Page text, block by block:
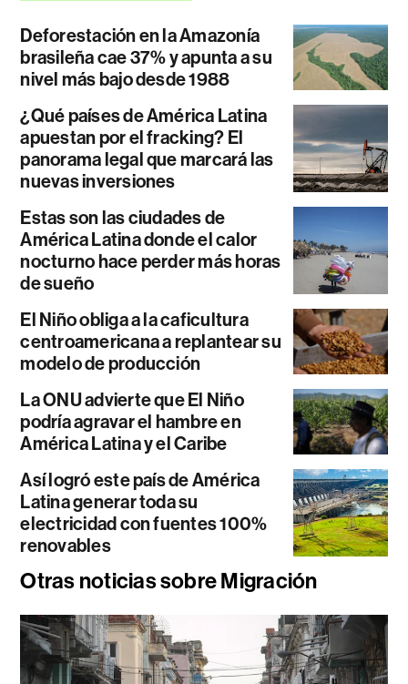
Deforestación en la Amazonía
brasileña cae 37% y apunta a su
nivel más bajo desde 1988
¿Qué países de América Latina
apuestan por el fracking? El
panorama legal que marcará las
nuevas inversiones
Estas son las ciudades de
América Latina donde el calor
nocturno hace perder más horas
de sueño
El Niño obliga a la caficultura
centroamericana a replantear su
modelo de producción
La ONU advierte que El Niño
podría agravar el hambre en
América Latina y el Caribe
Así logró este país de América
Latina generar toda su
electricidad con fuentes 100%
renovables
Otras noticias sobre Migración